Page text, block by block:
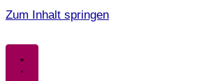
Zum Inhalt springen